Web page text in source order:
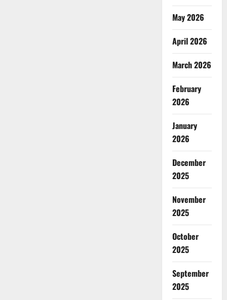
May 2026
April 2026
March 2026
February
2026
January
2026
December
2025
November
2025
October
2025
September
2025